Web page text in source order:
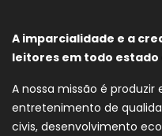
A imparcialidade e a
leitores em todo estado
A nossa missão é
entretenimento de
civis, desenvolvimento